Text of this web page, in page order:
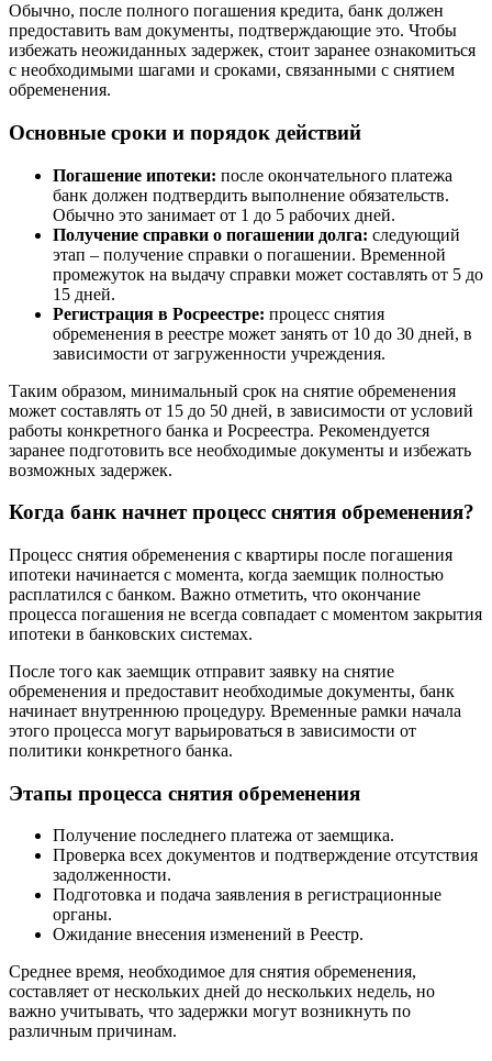
Обычно, после полного погашения кредита, банк должен
предоставить вам документы, подтверждающие это. Чтобы
избежать неожиданных задержек, стоит заранее ознакомиться
с необходимыми шагами и сроками, связанными с снятием
обременения.
Основные сроки и порядок действий
Погашение ипотеки: после окончательного платежа
банк должен подтвердить выполнение обязательств.
Обычно это занимает от 1 до 5 рабочих дней.
Получение справки о погашении долга: следующий
этап – получение справки о погашении. Временной
промежуток на выдачу справки может составлять от 5 до
15 дней.
Регистрация в Росреестре: процесс снятия
обременения в реестре может занять от 10 до 30 дней, в
зависимости от загруженности учреждения.
Таким образом, минимальный срок на снятие обременения
может составлять от 15 до 50 дней, в зависимости от условий
работы конкретного банка и Росреестра. Рекомендуется
заранее подготовить все необходимые документы и избежать
возможных задержек.
Когда банк начнет процесс снятия обременения?
Процесс снятия обременения с квартиры после погашения
ипотеки начинается с момента, когда заемщик полностью
расплатился с банком. Важно отметить, что окончание
процесса погашения не всегда совпадает с моментом закрытия
ипотеки в банковских системах.
После того как заемщик отправит заявку на снятие
обременения и предоставит необходимые документы, банк
начинает внутреннюю процедуру. Временные рамки начала
этого процесса могут варьироваться в зависимости от
политики конкретного банка.
Этапы процесса снятия обременения
Получение последнего платежа от заемщика.
Проверка всех документов и подтверждение отсутствия
задолженности.
Подготовка и подача заявления в регистрационные
органы.
Ожидание внесения изменений в Реестр.
Среднее время, необходимое для снятия обременения,
составляет от нескольких дней до нескольких недель, но
важно учитывать, что задержки могут возникнуть по
различным причинам.